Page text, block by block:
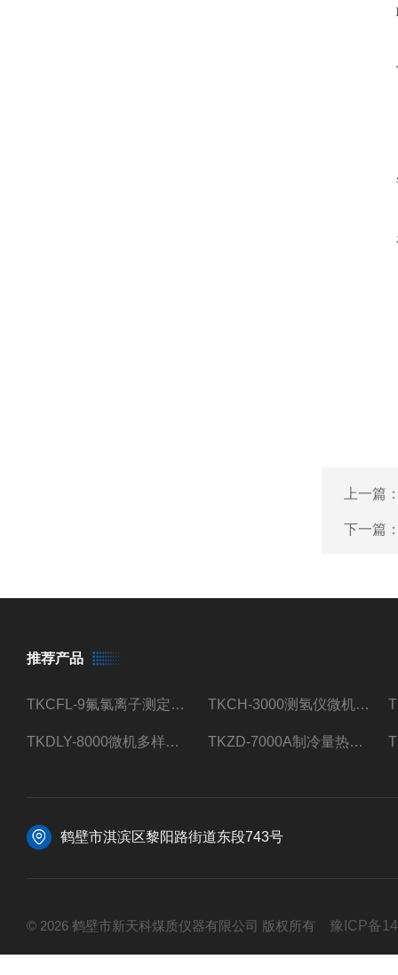
上一篇
下一篇
推荐产品
TKCFL-9氟氯离子测定仪自动煤质检测 TKCH-3000测氢仪微机氢元素测定煤质检测
TKDLY-8000微机多样测硫仪自动定硫仪化验室硫含量测定 TKZD-7000A制冷量热仪自动升降热值仪煤质检测
鹤壁市淇滨区黎阳路街道东段743号
© 2026 鹤壁市新天科煤质仪器有限公司 版权所有 豫ICP备